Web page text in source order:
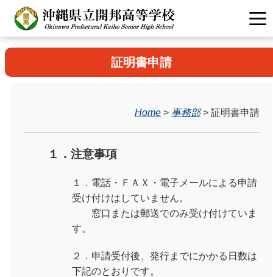
証明書申請
Home > 事務部> 証明書申請
１．注意事項
１．電話・ＦＡＸ・電子メールによる申請
受け付けはしていません。
窓口または郵送でのみ受け付けていま
す。
２．申請受付後、発行までにかかる日数は
下記のとおりです。